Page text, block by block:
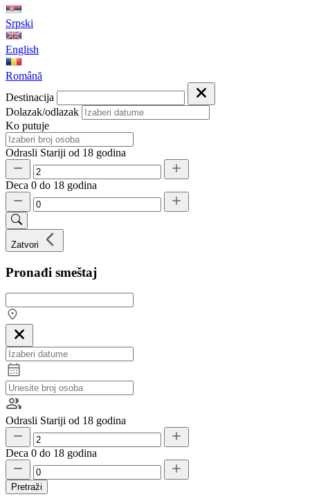
Srpski
English
Română
Destinacija
Dolazak/odlazak
Ko putuje
Odrasli Stariji od 18 godina
Deca 0 do 18 godina
Zatvori
Pronađi smeštaj
Odrasli Stariji od 18 godina
Deca 0 do 18 godina
Pretraži